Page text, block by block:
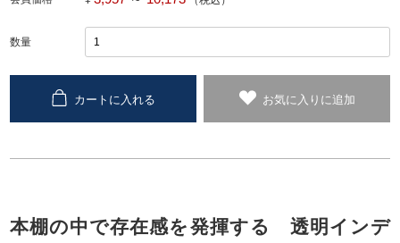
数量
カートに入れる お気に入りに追加
本棚の中で存在感を発揮する 透明インデ